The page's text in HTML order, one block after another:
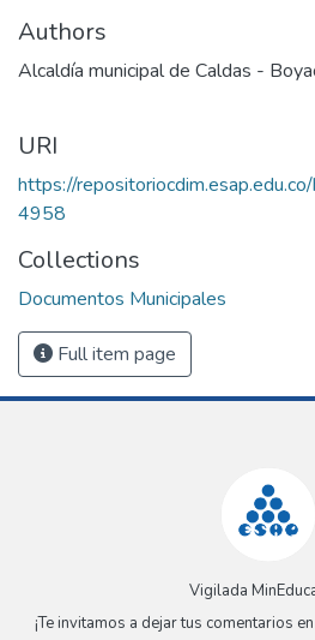
Authors
Alcaldía municipal de Caldas -
URI
https://
4958
Collections
Documentos Municipales
Full item page
Vigilada
¡Te invitamos a dejar tus comentarios